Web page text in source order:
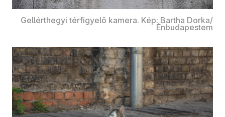
Gellérthegyi térfigyelő kamera. Kép: Bartha Dorka/
Énbudapestem